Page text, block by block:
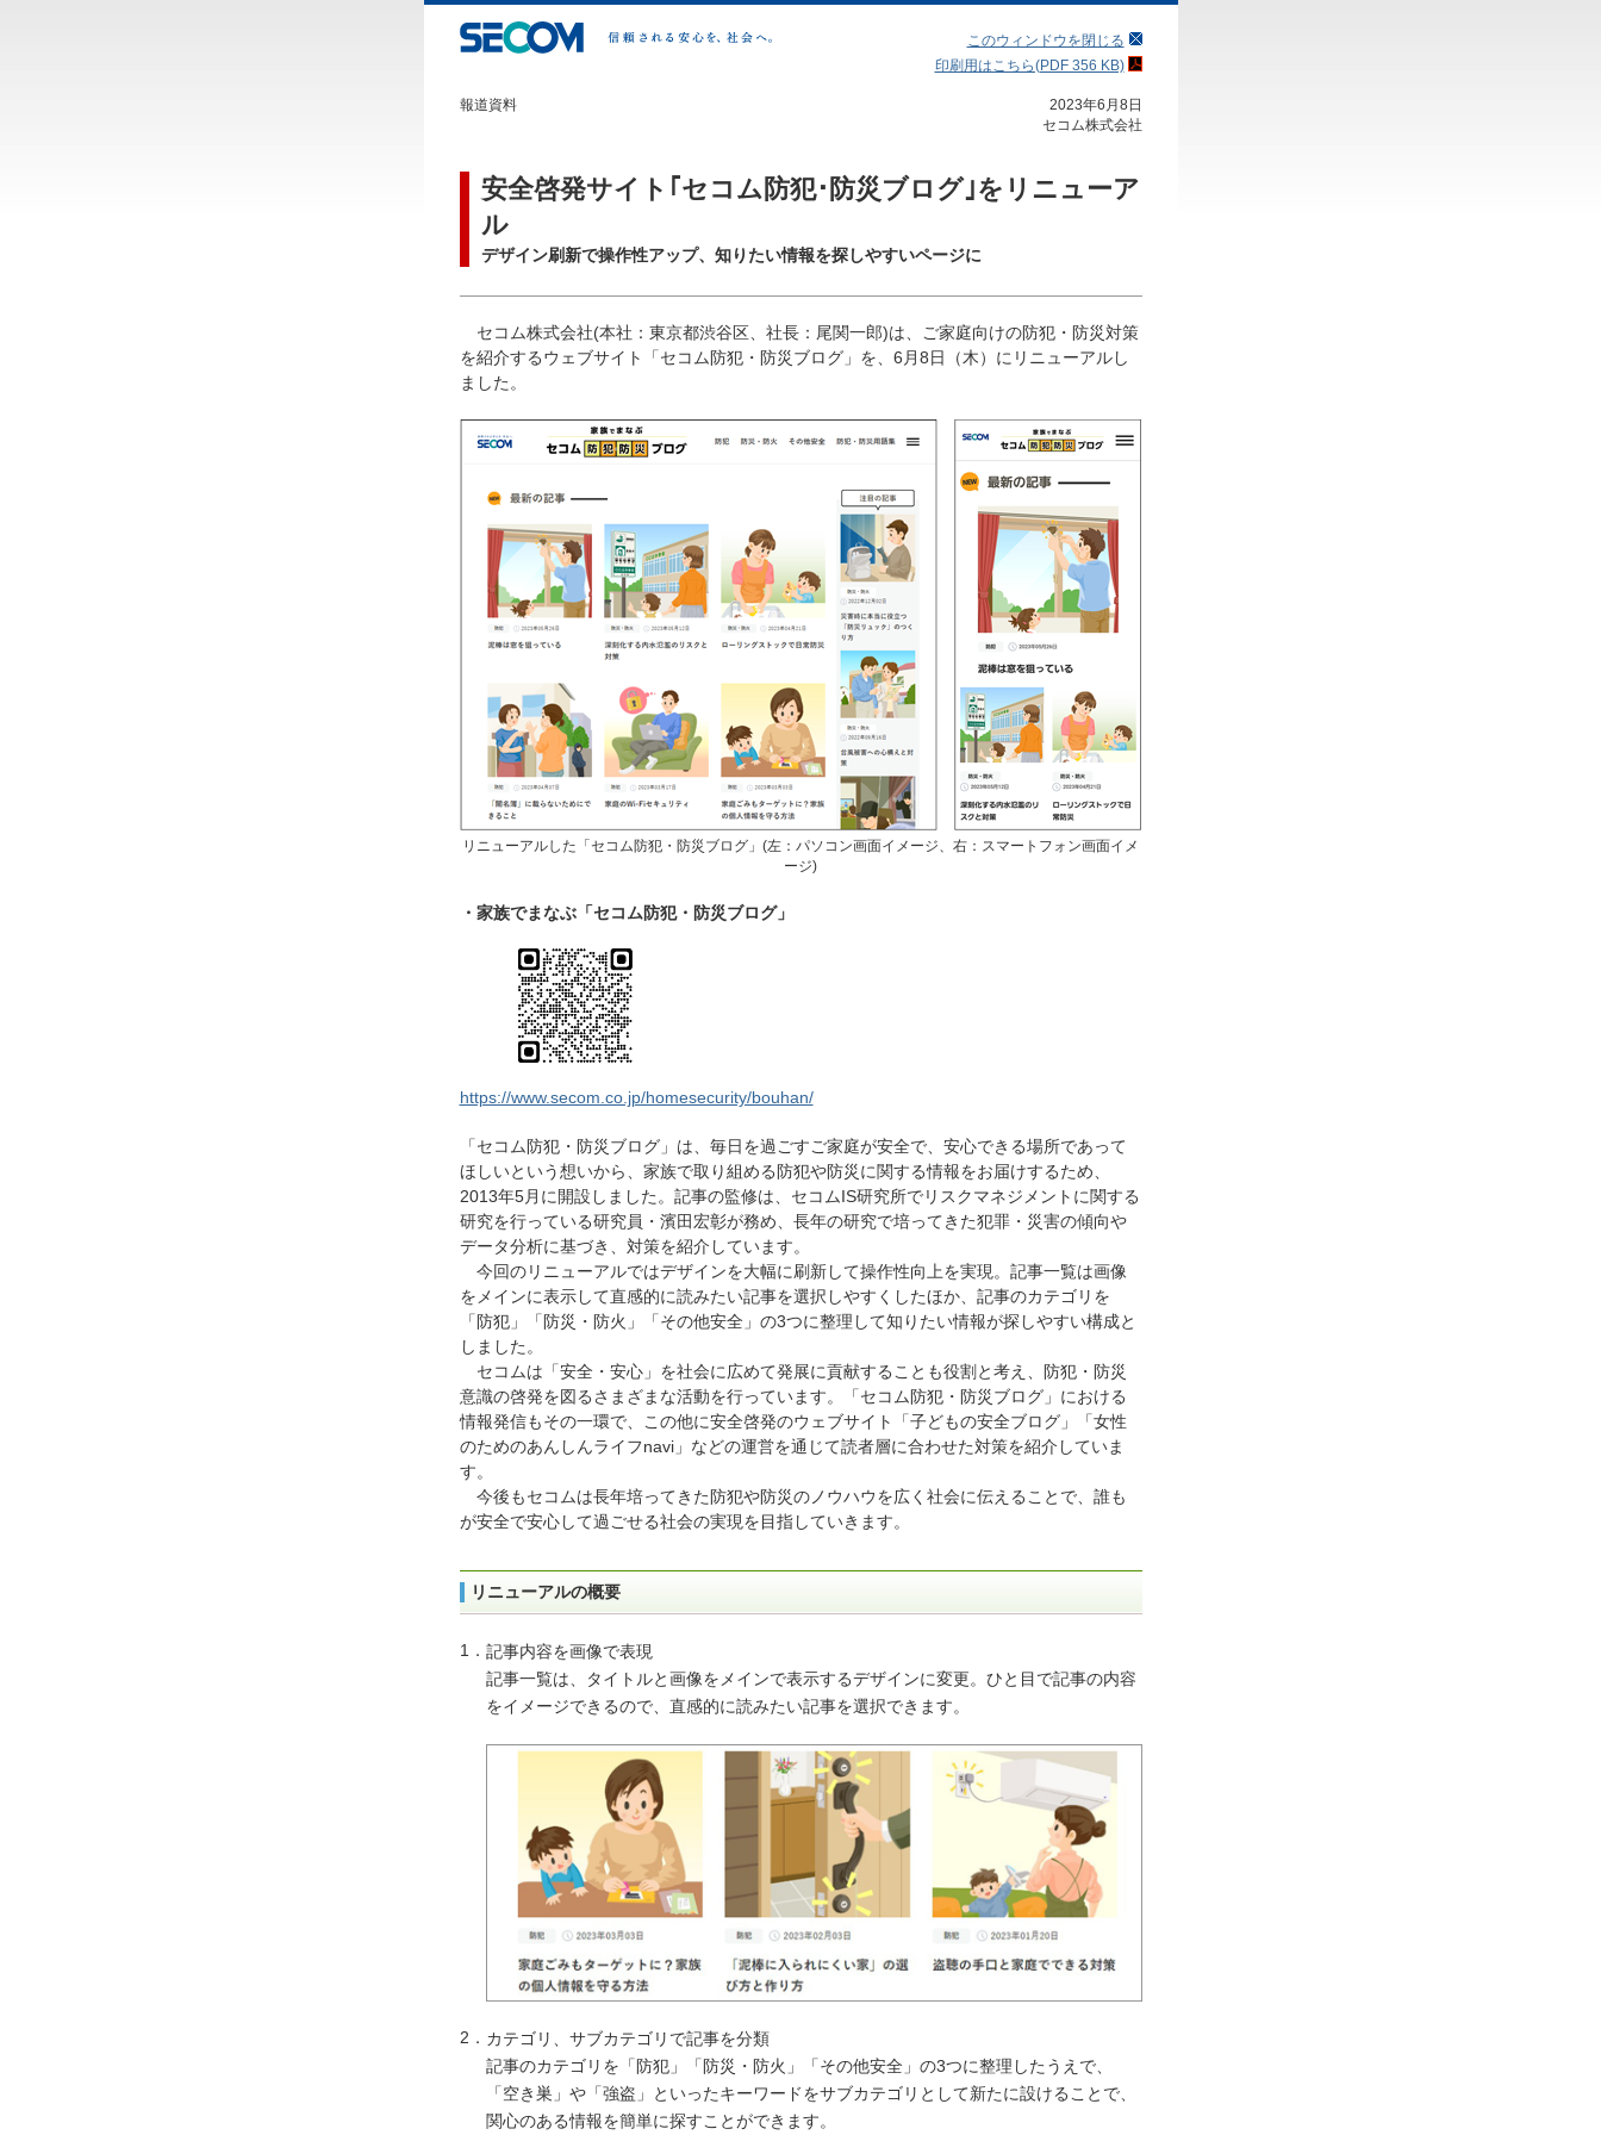
このウィンドウを閉じる
印刷用はこちら(PDF 356 KB)
報道資料
2023年6月8日
セコム株式会社
安全啓発サイト｢セコム防犯･防災ブログ｣をリニューア
ル
デザイン刷新で操作性アップ、知りたい情報を探しやすいページに
セコム株式会社(本社：東京都渋谷区、社長：尾関一郎)は、ご家庭向けの防犯・防災対策
を紹介するウェブサイト「セコム防犯・防災ブログ」を、6月8日（木）にリニューアルし
ました。
リニューアルした「セコム防犯・防災ブログ」 (左：パソコン画面イメージ、右：スマートフォン画面イメ
ージ)
・家族でまなぶ「セコム防犯・防災ブログ」
https://www.secom.co.jp/homesecurity/bouhan/
「セコム防犯・防災ブログ」は、毎日を過ごすご家庭が安全で、安心できる場所であって
ほしいという想いから、家族で取り組める防犯や防災に関する情報をお届けするため、
2013年5月に開設しました。記事の監修は、セコムIS研究所でリスクマネジメントに関する
研究を行っている研究員・濱田宏彰が務め、長年の研究で培ってきた犯罪・災害の傾向や
データ分析に基づき、対策を紹介しています。
今回のリニューアルではデザインを大幅に刷新して操作性向上を実現。記事一覧は画像
をメインに表示して直感的に読みたい記事を選択しやすくしたほか、記事のカテゴリを
「防犯」「防災・防火」「その他安全」の3つに整理して知りたい情報が探しやすい構成と
しました。
セコムは「安全・安心」を社会に広めて発展に貢献することも役割と考え、防犯・防災
意識の啓発を図るさまざまな活動を行っています。「セコム防犯・防災ブログ」における
情報発信もその一環で、この他に安全啓発のウェブサイト「子どもの安全ブログ」「女性
のためのあんしんライフnavi」などの運営を通じて読者層に合わせた対策を紹介していま
す。
今後もセコムは長年培ってきた防犯や防災のノウハウを広く社会に伝えることで、誰も
が安全で安心して過ごせる社会の実現を目指していきます。
リニューアルの概要
1． 記事内容を画像で表現
記事一覧は、タイトルと画像をメインで表示するデザインに変更。ひと目で記事の内容
をイメージできるので、直感的に読みたい記事を選択できます。
2． カテゴリ、サブカテゴリで記事を分類
記事のカテゴリを「防犯」「防災・防火」「その他安全」の3つに整理したうえで、
「空き巣」や「強盗」といったキーワードをサブカテゴリとして新たに設けることで、
関心のある情報を簡単に探すことができます。